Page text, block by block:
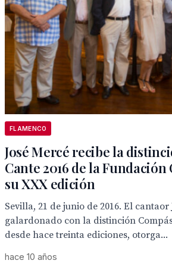
FLAMENCO
José Mercé recibe la
Cante 2016 de la
su XXX edición
Sevilla, 21 de junio de 2016. El
galardonado con la distinción
desde hace treinta ediciones, otorga...
hace 10 años